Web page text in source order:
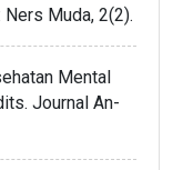
Ners Muda, 2(2).
Mental
Journal An-